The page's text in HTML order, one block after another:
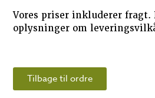
Vores priser inkluderer fragt.
oplysninger om
Tilbage til ordre